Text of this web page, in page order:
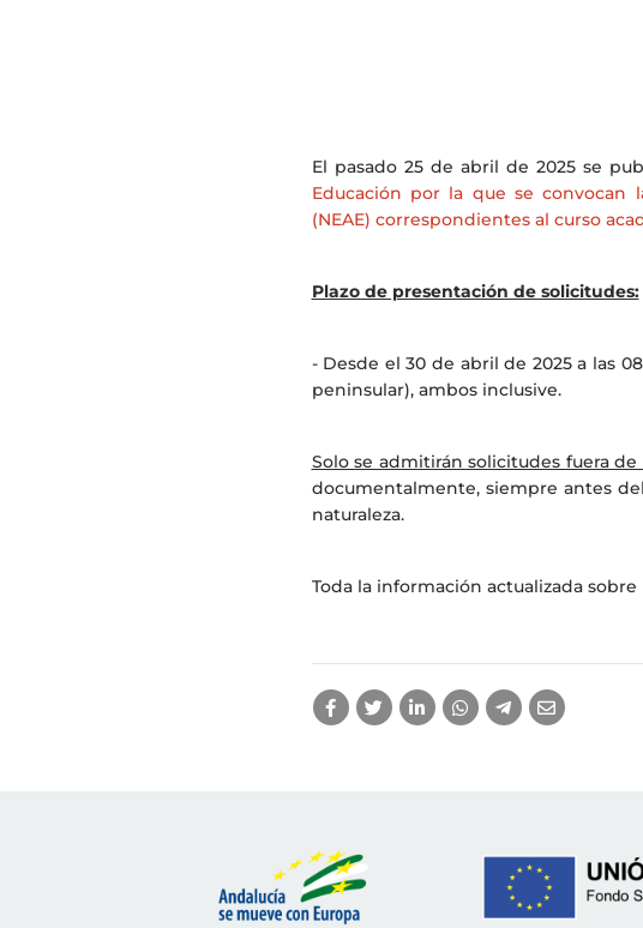
El pasado 25 de abril de 2025 se
Educación por la que se convocan
(NEAE) correspondientes al curso
Plazo de presentación de solicitudes:
- Desde el 30 de abril de 2025 a las
peninsular), ambos inclusive.
Solo se admitirán solicitudes fuera de
documentalmente, siempre antes
naturaleza.
Toda la información actualizada